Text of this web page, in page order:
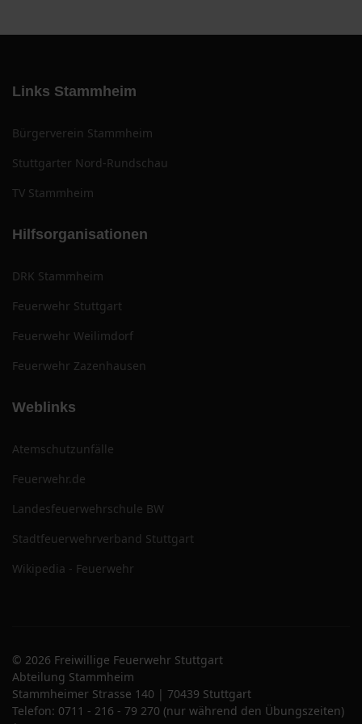
Links Stammheim
Bürgerverein Stammheim
Stuttgarter Nord-Rundschau
TV Stammheim
Hilfsorganisationen
DRK Stammheim
Feuerwehr Stuttgart
Feuerwehr Weilimdorf
Feuerwehr Zazenhausen
Weblinks
Atemschutzunfälle
Feuerwehr.de
Landesfeuerwehrschule BW
Stadtfeuerwehrverband Stuttgart
Wikipedia - Feuerwehr
© 2026 Freiwillige Feuerwehr Stuttgart
Abteilung Stammheim
Stammheimer Strasse 140 | 70439 Stuttgart
Telefon: 0711 - 216 - 79 270 (nur während den Übungszeiten)